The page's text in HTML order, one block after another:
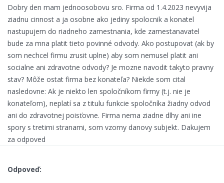
Dobry den mam jednoosobovu sro. Firma od 1.4.2023 nevyvija
ziadnu cinnost a ja osobne ako jediny spolocnik a konatel
nastupujem do riadneho zamestnania, kde zamestanavatel
bude za mna platit tieto povinné odvody. Ako postupovat (ak by
som nechcel firmu zrusit uplne) aby som nemusel platit ani
socialne ani zdravotne odvody? Je mozne navodit takyto pravny
stav? Môže ostat firma bez konateľa? Niekde som cital
nasledovne: Ak je niekto len spoločníkom firmy (t.j. nie je
konateľom), neplatí sa z titulu funkcie spoločníka žiadny odvod
ani do zdravotnej poisťovne. Firma nema ziadne dlhy ani ine
spory s tretimi stranami, som vzorny danovy subjekt. Dakujem
za odpoved
Odpoveď: